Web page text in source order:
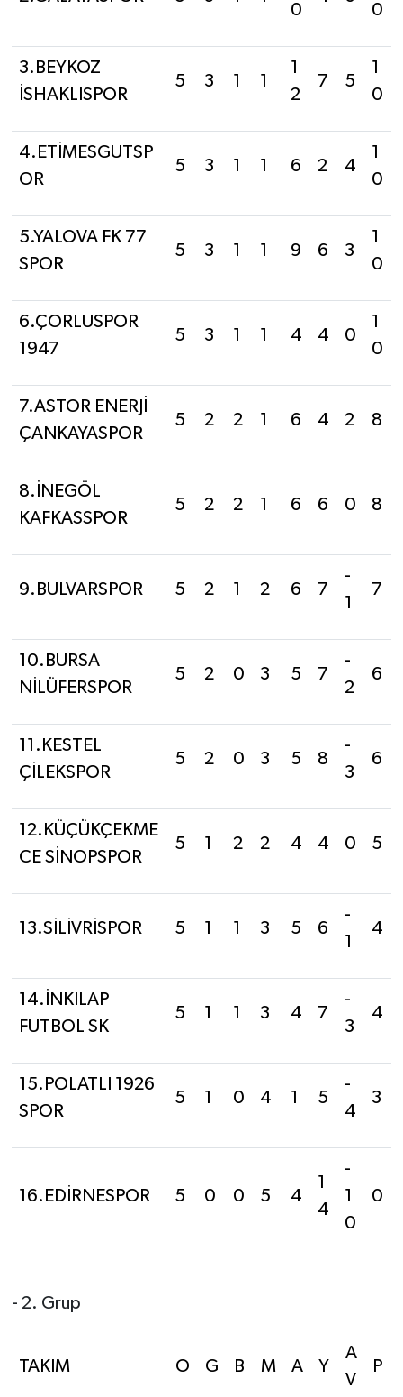
0
0
3.BEYKOZ
İSHAKLISPOR
5 3 1 1
1
2
7 5
1
0
4.ETİMESGUTSP
OR
5 3 1 1 6 2 4
1
0
5.YALOVA FK 77
SPOR
5 3 1 1 9 6 3
1
0
6.ÇORLUSPOR
1947
5 3 1 1 4 4 0
1
0
7.ASTOR ENERJİ
ÇANKAYASPOR
5 2 2 1 6 4 2 8
8.İNEGÖL
KAFKASSPOR
5 2 2 1 6 6 0 8
9.BULVARSPOR 5 2 1 2 6 7
-
1
7
10.BURSA
NİLÜFERSPOR
5 2 0 3 5 7
-
2
6
11.KESTEL
ÇİLEKSPOR
5 2 0 3 5 8
-
3
6
12.KÜÇÜKÇEKME
CE SİNOPSPOR
5 1 2 2 4 4 0 5
13.SİLİVRİSPOR 5 1 1 3 5 6
-
1
4
14.İNKILAP
FUTBOL SK
5 1 1 3 4 7
-
3
4
15.POLATLI 1926
SPOR
5 1 0 4 1 5
-
4
3
16.EDİRNESPOR 5 0 0 5 4
1
4
-
1
0
0
- 2. Grup
TAKIM O G B M A Y
A
V
P